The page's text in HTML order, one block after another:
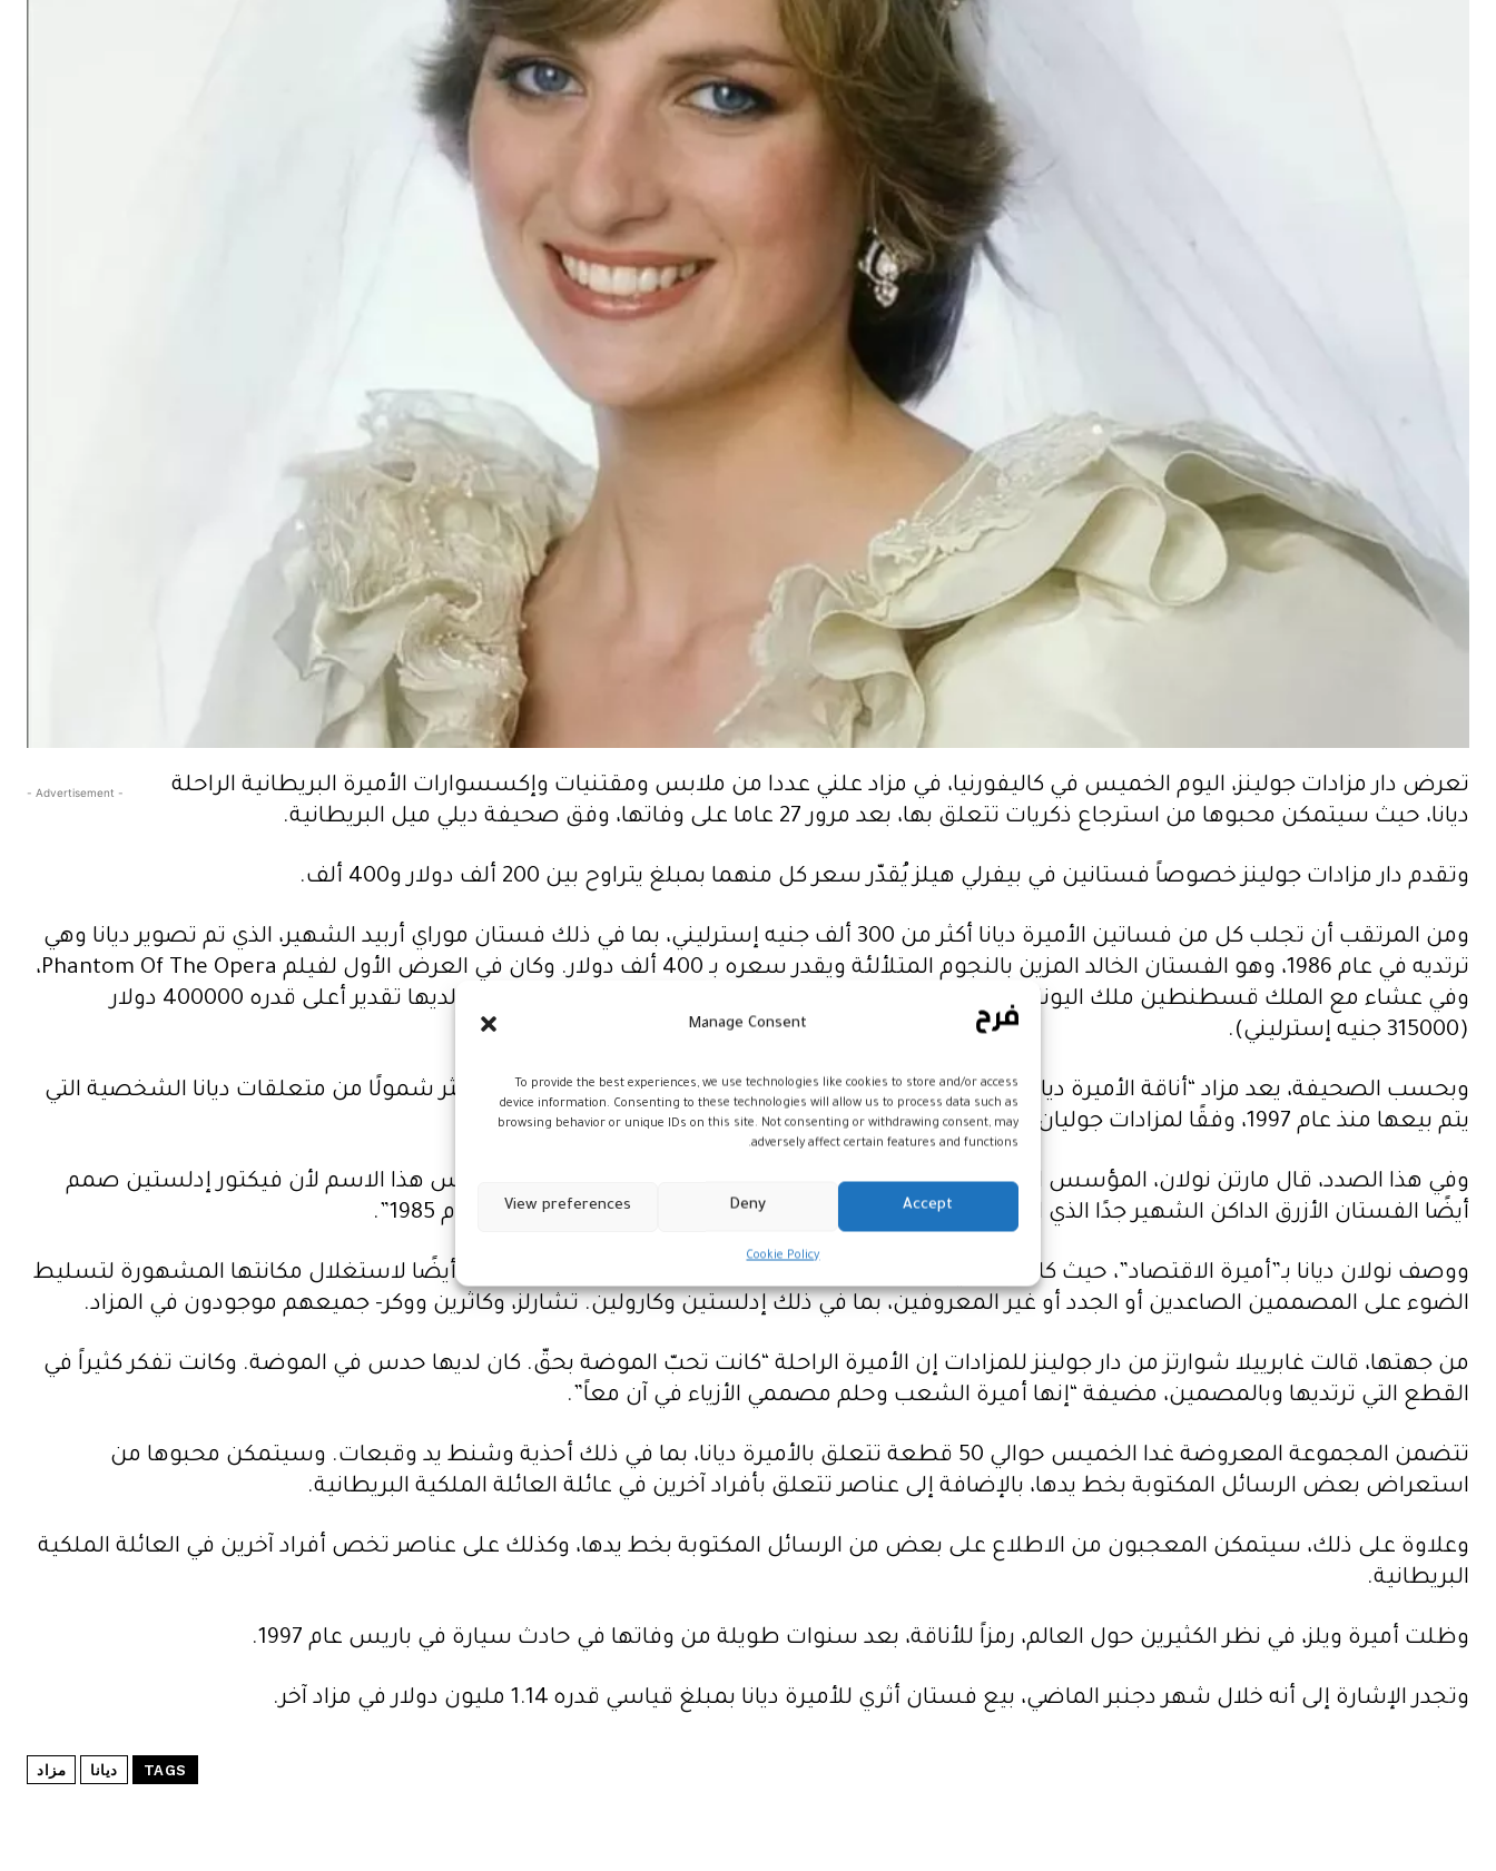
Manage Consent
To provide the best experiences, we use technologies like cookies to store and/or access
device information. Consenting to these technologies will allow us to process data such as
browsing behavior or unique IDs on this site. Not consenting or withdrawing consent, may
adversely affect certain features and functions.
Accept
Deny
View preferences
Cookie Policy
- Advertisement -
تعرض دار مزادات جولينز، اليوم الخميس في كاليفورنيا، في مزاد علني عددا من ملابس ومقتنيات وإكسسوارات الأميرة البريطانية الراحلة
ديانا، حيث سيتمكن محبوها من استرجاع ذكريات تتعلق بها، بعد مرور 27 عاما على وفاتها، وفق صحيفة ديلي ميل البريطانية.
وتقدم دار مزادات جولينز خصوصاً فستانين في بيفرلي هيلز يُقدّر سعر كل منهما بمبلغ يتراوح بين 200 ألف دولار و400 ألف.
ومن المرتقب أن تجلب كل من فساتين الأميرة ديانا أكثر من 300 ألف جنيه إسترليني، بما في ذلك فستان موراي أربيد الشهير، الذي تم تصوير ديانا وهي
ترتديه في عام 1986، وهو الفستان الخالد المزين بالنجوم المتلألئة ويقدر سعره بـ 400 ألف دولار. وكان في العرض الأول لفيلم Phantom Of The Opera،
وفي عشاء مع الملك قسطنطين ملك اليونان، وفي عرض دار الأوبرا الملكية لسندريلا في عام 1987، والتي لديها تقدير أعلى قدره 400000 دولار
(315000 جنيه إسترليني).
وبحسب الصحيفة، يعد مزاد “أناقة الأميرة ديانا ومجموعة ملكية” ومقره لوس أنجلوس هو المجموعة الأكثر شمولًا من متعلقات ديانا الشخصية التي
يتم بيعها منذ عام 1997، وفقًا لمزادات جوليان.
وفي هذا الصدد، قال مارتن نولان، المؤسس المشارك والمدير التنفيذي لدار جوليان للمزادات، “سيعرف الناس هذا الاسم لأن فيكتور إدلستين صمم
أيضًا الفستان الأزرق الداكن الشهير جدًا الذي ارتدته ديانا عندما رقصت مع جون ترافولتا في البيت الأبيض عام 1985”.
ووصف نولان ديانا بـ”أميرة الاقتصاد”، حيث كانت ترتدي العباءات عدة مرات ليس فقط لأسباب بيئية ولكن أيضًا لاستغلال مكانتها المشهورة لتسليط
الضوء على المصممين الصاعدين أو الجدد أو غير المعروفين، بما في ذلك إدلستين وكارولين. تشارلز، وكاثرين ووكر- جميعهم موجودون في المزاد.
من جهتها، قالت غابرييلا شوارتز من دار جولينز للمزادات إن الأميرة الراحلة “كانت تحبّ الموضة بحقّ. كان لديها حدس في الموضة. وكانت تفكر كثيراً في
القطع التي ترتديها وبالمصمين، مضيفة “إنها أميرة الشعب وحلم مصممي الأزياء في آن معاً”.
تتضمن المجموعة المعروضة غدا الخميس حوالي 50 قطعة تتعلق بالأميرة ديانا، بما في ذلك أحذية وشنط يد وقبعات. وسيتمكن محبوها من
استعراض بعض الرسائل المكتوبة بخط يدها، بالإضافة إلى عناصر تتعلق بأفراد آخرين في عائلة العائلة الملكية البريطانية.
وعلاوة على ذلك، سيتمكن المعجبون من الاطلاع على بعض من الرسائل المكتوبة بخط يدها، وكذلك على عناصر تخص أفراد آخرين في العائلة الملكية
البريطانية.
وظلت أميرة ويلز، في نظر الكثيرين حول العالم، رمزاً للأناقة، بعد سنوات طويلة من وفاتها في حادث سيارة في باريس عام 1997.
وتجدر الإشارة إلى أنه خلال شهر دجنبر الماضي، بيع فستان أثري للأميرة ديانا بمبلغ قياسي قدره 1.14 مليون دولار في مزاد آخر.
TAGS ديانا مزاد